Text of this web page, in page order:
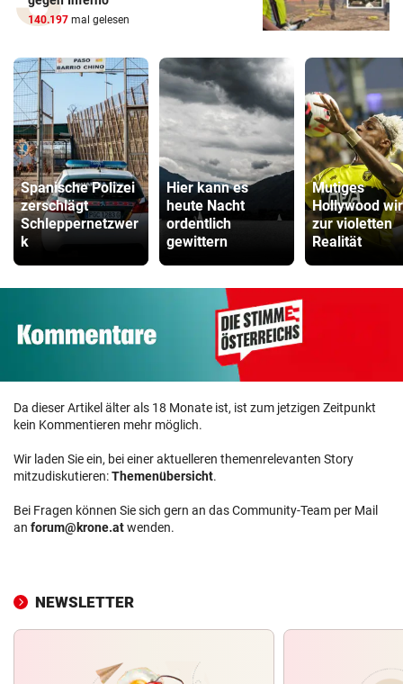
140.197 mal gelesen
Spanische Polizei
zerschlägt
Schleppernetzwer
k
Hier kann es
heute Nacht
ordentlich
gewittern
Mutiges
Hollywood
zur violetten
Realität
Da dieser Artikel älter als 18 Monate ist, ist zum jetzigen Zeitpunkt
kein Kommentieren mehr möglich.
Wir laden Sie ein, bei einer aktuelleren themenrelevanten Story
mitzudiskutieren:Themenübersicht.
Bei Fragen können Sie sich gern an das Community-Team per Mail
an forum@krone.atwenden.
NEWSLETTER